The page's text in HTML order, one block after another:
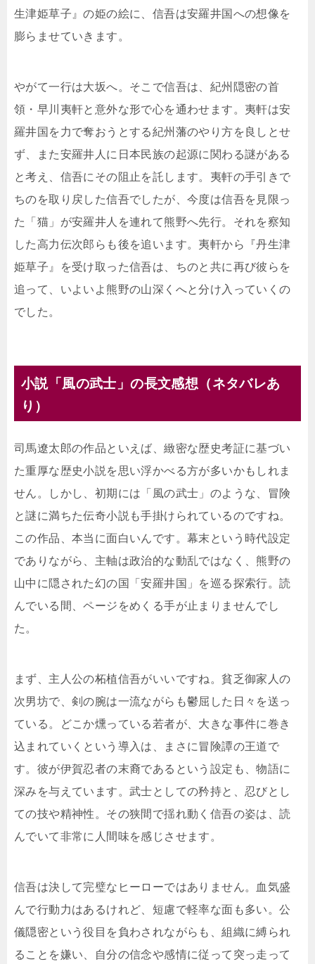
生津姫草子』の姫の絵に、信吾は安羅井国への想像を
膨らませていきます。
やがて一行は大坂へ。そこで信吾は、紀州隠密の首
領・早川夷軒と意外な形で心を通わせます。夷軒は安
羅井国を力で奪おうとする紀州藩のやり方を良しとせ
ず、また安羅井人に日本民族の起源に関わる謎がある
と考え、信吾にその阻止を託します。夷軒の手引きで
ちのを取り戻した信吾でしたが、今度は信吾を見限っ
た「猫」が安羅井人を連れて熊野へ先行。それを察知
した高力伝次郎らも後を追います。夷軒から『丹生津
姫草子』を受け取った信吾は、ちのと共に再び彼らを
追って、いよいよ熊野の山深くへと分け入っていくの
でした。
小説「風の武士」の長文感想（ネタバレあ
り）
司馬遼太郎の作品といえば、緻密な歴史考証に基づい
た重厚な歴史小説を思い浮かべる方が多いかもしれま
せん。しかし、初期には「風の武士」のような、冒険
と謎に満ちた伝奇小説も手掛けられているのですね。
この作品、本当に面白いんです。幕末という時代設定
でありながら、主軸は政治的な動乱ではなく、熊野の
山中に隠された幻の国「安羅井国」を巡る探索行。読
んでいる間、ページをめくる手が止まりませんでし
た。
まず、主人公の柘植信吾がいいですね。貧乏御家人の
次男坊で、剣の腕は一流ながらも鬱屈した日々を送っ
ている。どこか燻っている若者が、大きな事件に巻き
込まれていくという導入は、まさに冒険譚の王道で
す。彼が伊賀忍者の末裔であるという設定も、物語に
深みを与えています。武士としての矜持と、忍びとし
ての技や精神性。その狭間で揺れ動く信吾の姿は、読
んでいて非常に人間味を感じさせます。
信吾は決して完璧なヒーローではありません。血気盛
んで行動力はあるけれど、短慮で軽率な面も多い。公
儀隠密という役目を負わされながらも、組織に縛られ
ることを嫌い、自分の信念や感情に従って突っ走って